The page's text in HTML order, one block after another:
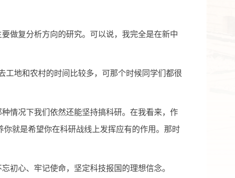
做复分析方向的研究。可以说，我完全是在新中
工地和农村的时间比较多，可那个时候同学们都很
情况下我们依然还能坚持搞科研。在我看来，作
就是希望你在科研战线上发挥应有的作用。那时
初心、牢记使命，坚定科技报国的理想信念。